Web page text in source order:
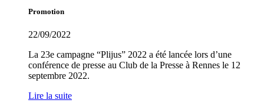
Promotion
22/09/2022
La 23e campagne “Plijus” 2022 a été lancée lors d’une
conférence de presse au Club de la Presse à Rennes le 12
septembre 2022.
Lire la suite